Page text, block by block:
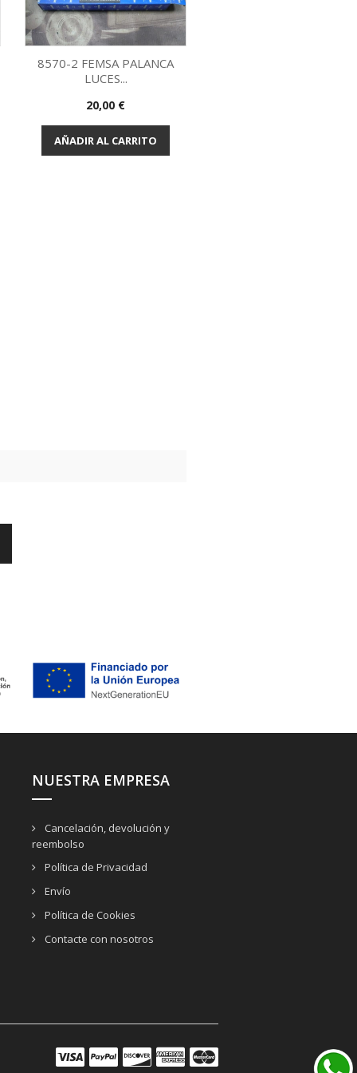
Vista rápida
8570-2 FEMSA PALANCA
LUCES...
Precio
20,00 €
AÑADIR AL CARRITO
NUESTRA EMPRESA
Cancelación, devolución y
reembolso
Política de Privacidad
Envío
Política de Cookies
Contacte con nosotros